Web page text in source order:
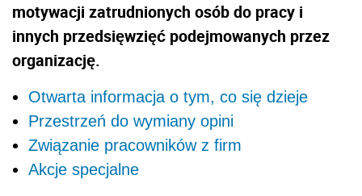
motywacji zatrudnionych osób do pracy i
innych przedsięwzięć podejmowanych przez
organizację.
Otwarta informacja o tym, co się dzieje
Przestrzeń do wymiany opini
Związanie pracowników z firm
Akcje specjalne